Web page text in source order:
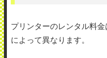
プリンターのレンタル料
によって異なります。